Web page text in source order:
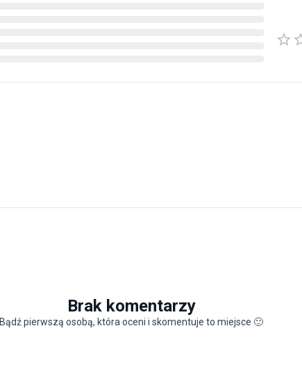
Brak komentarzy
Bądź pierwszą osobą, która oceni i skomentuje to miejsce 🙂